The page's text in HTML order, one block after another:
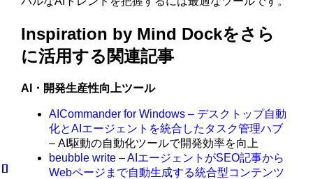
Inspiration by Mind Dockをさら
に活用する関連記事
AI・開発生産性向上ツール
AICommander for Windows – デスクトップ自動
化とAIエージェントを統合したタスク管理ハブ
– AI駆動の自動化ツールで開発効率を向上
beubble write – AIエージェントがSEO記事から
Webページまで自動生成する統合型コンテンツ